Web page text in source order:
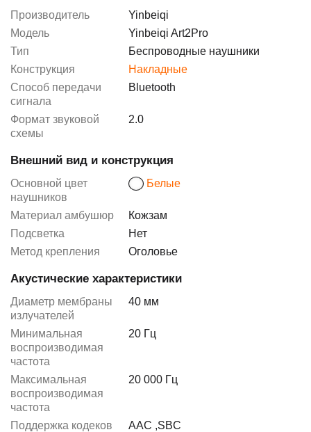
Производитель
Yinbeiqi
Модель
Yinbeiqi Art2Pro
Тип
Беспроводные наушники
Конструкция
Накладные
Способ передачи
сигнала
Bluetooth
Формат звуковой
схемы
2.0
Внешний вид и конструкция
Основной цвет
наушников
Белые
Материал амбушюр
Кожзам
Подсветка
Нет
Метод крепления
Оголовье
Акустические характеристики
Диаметр мембраны
излучателей
40 мм
Минимальная
воспроизводимая
частота
20 Гц
Максимальная
воспроизводимая
частота
20 000 Гц
Поддержка кодеков AAC ,SBC